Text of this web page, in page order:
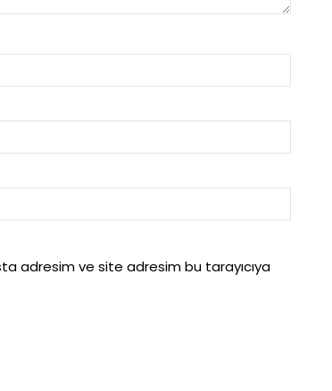
adresim ve site adresim bu tarayıcıya